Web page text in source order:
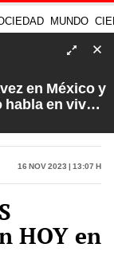
MUNDO
en México y
en vivo |
16 Nov 2023 | 13:07 h
HOY en